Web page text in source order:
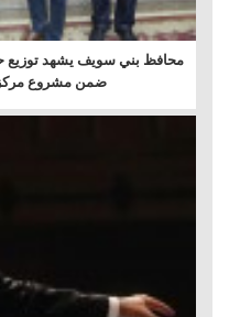
محافظ بني سويف يشهد توزيع
ضمن مشروع مركز